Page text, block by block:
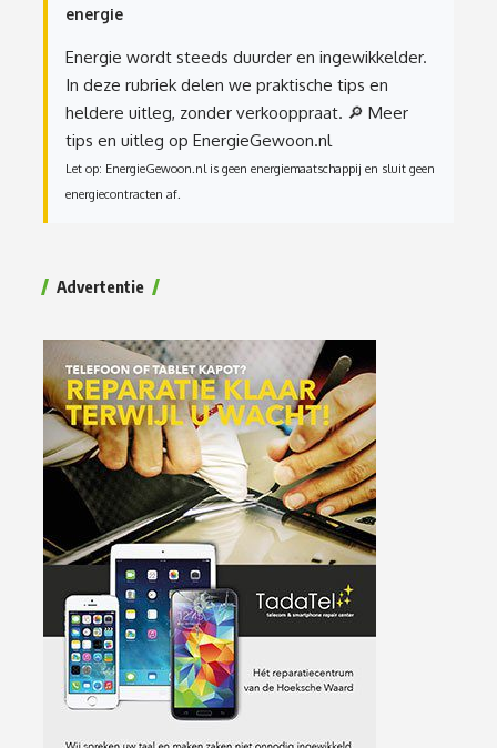
energie
Energie wordt steeds duurder en ingewikkelder.
In deze rubriek delen we praktische tips en
heldere uitleg, zonder verkooppraat. 🔎 Meer
tips en uitleg op EnergieGewoon.nl
Let op: EnergieGewoon.nl is geen energiemaatschappij en sluit geen
energiecontracten af.
Advertentie